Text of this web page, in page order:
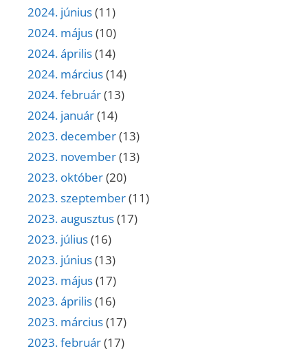
2024. június(11)
2024. május(10)
2024. április(14)
2024. március(14)
2024. február(13)
2024. január(14)
2023. december(13)
2023. november(13)
2023. október(20)
2023. szeptember(11)
2023. augusztus(17)
2023. július(16)
2023. június(13)
2023. május(17)
2023. április(16)
2023. március(17)
2023. február(17)